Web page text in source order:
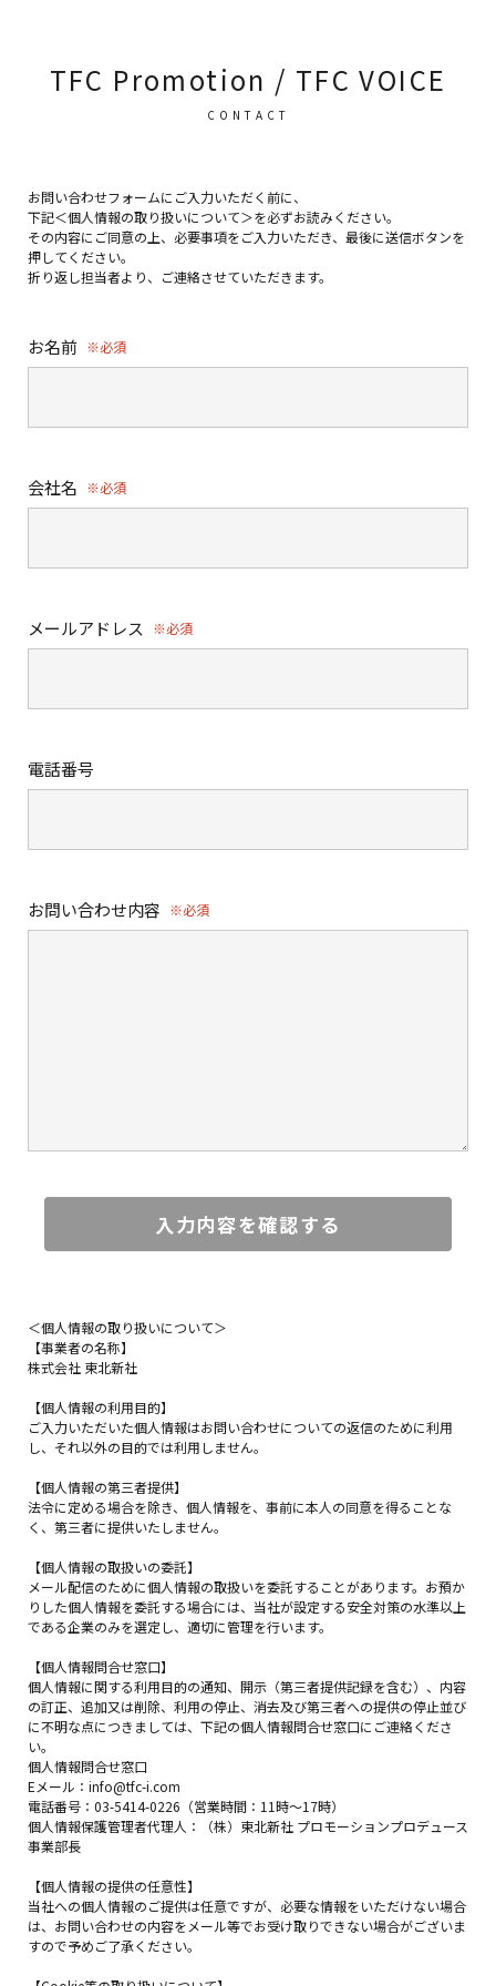
TFC Promotion / TFC VOICE
CONTACT
お問い合わせフォームにご入力いただく前に、
下記＜個人情報の取り扱いについて＞を必ずお読みください。
その内容にご同意の上、必要事項をご入力いただき、最後に送信ボタンを
押してください。
折り返し担当者より、ご連絡させていただきます。
お名前 ※必須
会社名 ※必須
メールアドレス ※必須
電話番号
お問い合わせ内容 ※必須
入力内容を確認する
＜個人情報の取り扱いについて＞
【事業者の名称】
株式会社 東北新社
【個人情報の利用目的】
ご入力いただいた個人情報はお問い合わせについての返信のために利用
し、それ以外の目的では利用しません。
【個人情報の第三者提供】
法令に定める場合を除き、個人情報を、事前に本人の同意を得ることな
く、第三者に提供いたしません。
【個人情報の取扱いの委託】
メール配信のために個人情報の取扱いを委託することがあります。お預か
りした個人情報を委託する場合には、当社が設定する安全対策の水準以上
である企業のみを選定し、適切に管理を行います。
【個人情報問合せ窓口】
個人情報に関する利用目的の通知、開示（第三者提供記録を含む）、内容
の訂正、追加又は削除、利用の停止、消去及び第三者への提供の停止並び
に不明な点につきましては、下記の個人情報問合せ窓口にご連絡くださ
い。
個人情報問合せ窓口
Eメール：info@tfc-i.com
電話番号：03-5414-0226（営業時間：11時～17時）
個人情報保護管理者代理人：（株）東北新社 プロモーションプロデュース
事業部長
【個人情報の提供の任意性】
当社への個人情報のご提供は任意ですが、必要な情報をいただけない場合
は、お問い合わせの内容をメール等でお受け取りできない場合がございま
すので予めご了承ください。